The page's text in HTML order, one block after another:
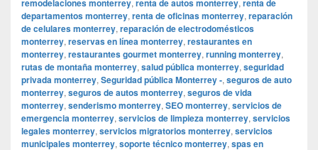
remodelaciones monterrey, renta de autos monterrey, renta de
departamentos monterrey, renta de oficinas monterrey, reparación
de celulares monterrey, reparación de electrodomésticos
monterrey, reservas en línea monterrey, restaurantes en
monterrey, restaurantes gourmet monterrey, running monterrey,
rutas de montaña monterrey, salud pública monterrey, seguridad
privada monterrey, Seguridad pública Monterrey -, seguros de auto
monterrey, seguros de autos monterrey, seguros de vida
monterrey, senderismo monterrey, SEO monterrey, servicios de
emergencia monterrey, servicios de limpieza monterrey, servicios
legales monterrey, servicios migratorios monterrey, servicios
municipales monterrey, soporte técnico monterrey, spas en